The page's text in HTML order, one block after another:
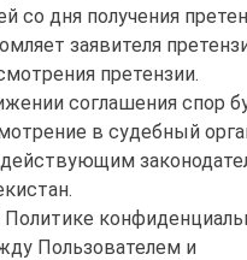
со дня получения
заявителя
претензии.
соглашения спор
в судебный
Пользователем и